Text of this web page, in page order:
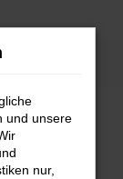
und unsere
nur,